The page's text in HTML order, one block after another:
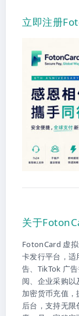
立即注册
关于
FotonCard 虚
卡发行平台，
告、TikTok 广
阅、企业采购
加密货币充值
后台，支持无